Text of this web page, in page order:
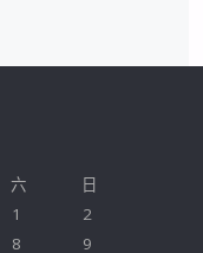
六
日
1
2
8 9